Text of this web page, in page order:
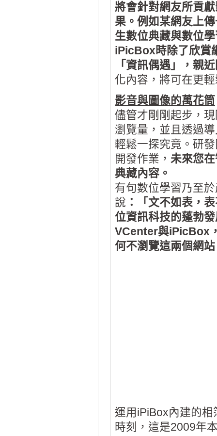
將會針對網友所貢
果。例如某網友上
生數位典藏與數位
iPicBox時除了欣賞
「資訊偶遇」，親
化內容，將可在更
影音與圖像的萬花筒
儘管才剛剛起步，
瀏覽量，並且透過
輕鬆一探究竟。研
開發作業， 未來您
典藏內容。
有句數位學習乃至
說 ：「文不如表，
位資訊科技的蓬勃
VCenter與iPicBox
何不瀏覽這兩個網
運用iPiBox內建的
時刻，這是2009年